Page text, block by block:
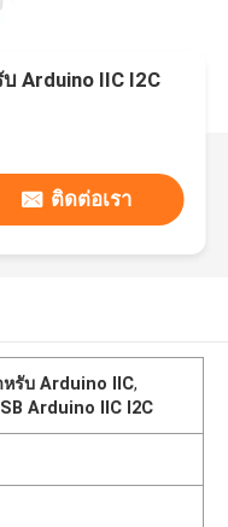
Arduino IIC I2C
ติดต่อเรา
รับ Arduino IIC,
Arduino IIC I2C